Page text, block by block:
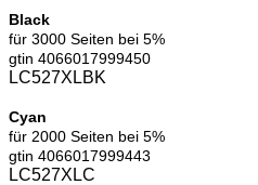
Black
für 3000 Seiten bei 5%
gtin 4066017999450
LC527XLBK
Cyan
für 2000 Seiten bei 5%
gtin 4066017999443
LC527XLC